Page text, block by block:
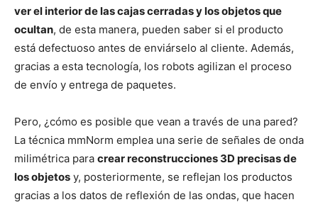
ver el interior de las cajas cerradas y los objetos que
ocultan, de esta manera, pueden saber si el producto
está defectuoso antes de enviárselo al cliente. Además,
gracias a esta tecnología, los robots agilizan el proceso
de envío y entrega de paquetes.
Pero, ¿cómo es posible que vean a través de una pared?
La técnica mmNorm emplea una serie de señales de onda
milimétrica para crear reconstrucciones 3D precisas de
los objetos y, posteriormente, se reflejan los productos
gracias a los datos de reflexión de las ondas, que hacen